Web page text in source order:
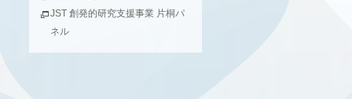
JST 創発的研究支援事業 片桐パ
ネル